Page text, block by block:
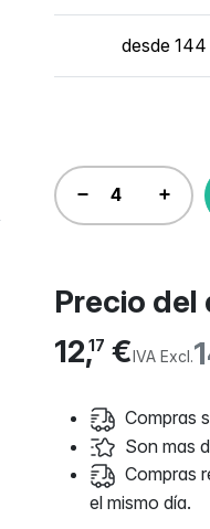
desde 144
Precio
12,17 €IVA Excl.
Compras
Son mas
Compras
el mismo día.